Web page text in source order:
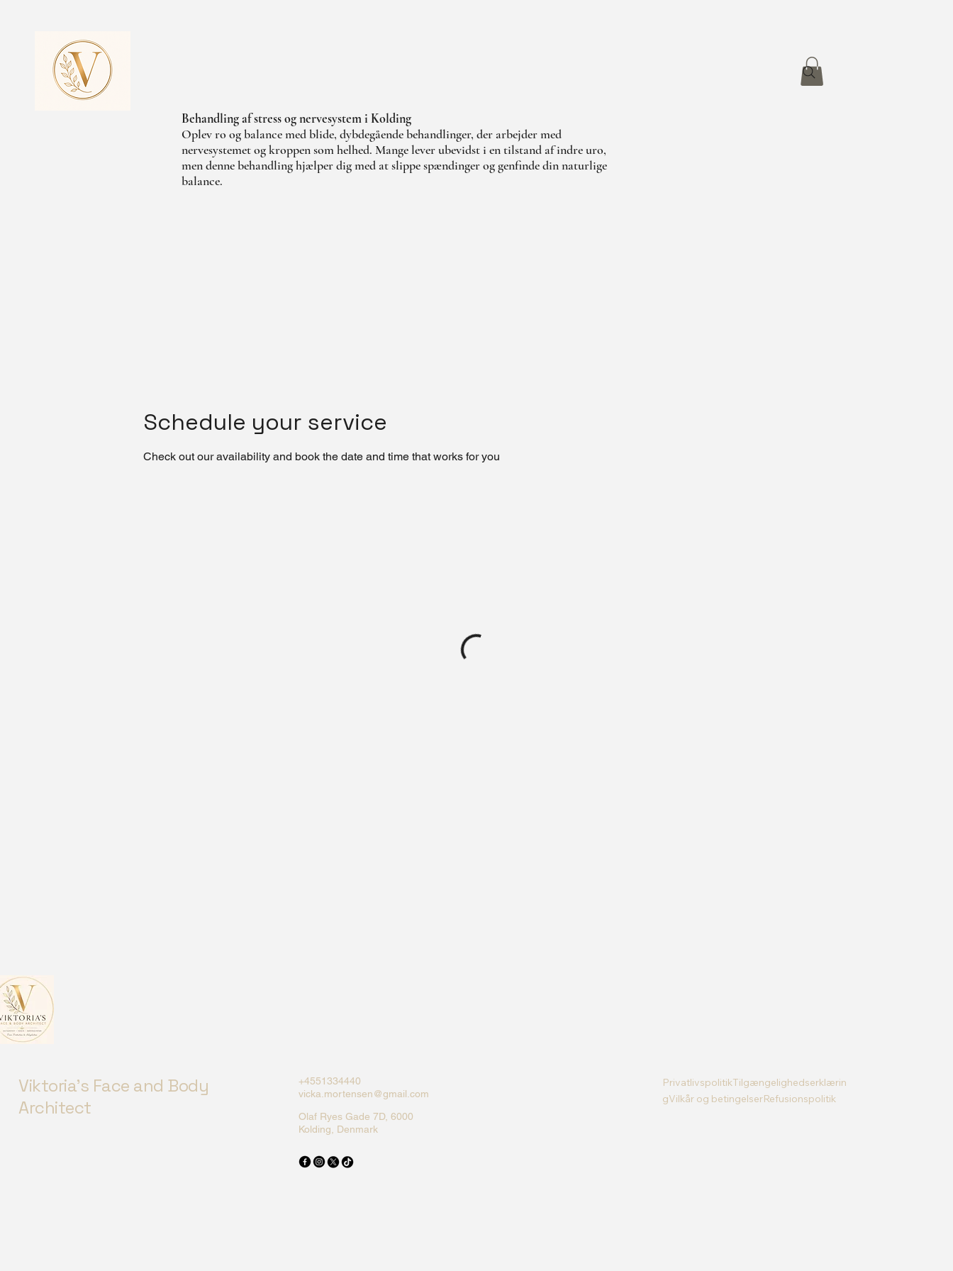
Behandling af stress og nervesystem i Kolding
Oplev ro og balance med blide, dybdegående behandlinger, der arbejder med
nervesystemet og kroppen som helhed. Mange lever ubevidst i en tilstand af indre uro,
men denne behandling hjælper dig med at slippe spændinger og genfinde din naturlige
balance.
Schedule your service
Check out our availability and book the date and time that works for you
Viktoria's Face and Body
Architect
+4551334440
vicka.mortensen@gmail.com
Olaf Ryes Gade 7D, 6000
Kolding, Denmark
PrivatlivspolitikTilgængelighedserklærin
gVilkår og betingelserRefusionspolitik